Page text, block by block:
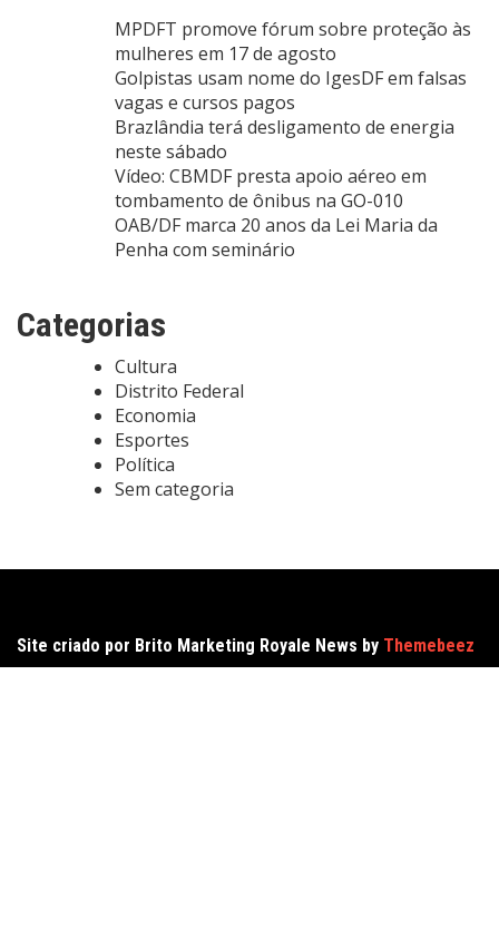
MPDFT promove fórum sobre proteção às
mulheres em 17 de agosto
Golpistas usam nome do IgesDF em falsas
vagas e cursos pagos
Brazlândia terá desligamento de energia
neste sábado
Vídeo: CBMDF presta apoio aéreo em
tombamento de ônibus na GO-010
OAB/DF marca 20 anos da Lei Maria da
Penha com seminário
Categorias
Cultura
Distrito Federal
Economia
Esportes
Política
Sem categoria
Site criado por Brito Marketing Royale News by Themebeez